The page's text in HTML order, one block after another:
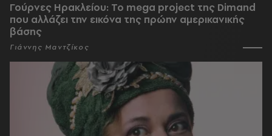
Γούρνες Ηρακλείου: To mega project της Dimand
που αλλάζει την εικόνα της πρώην αμερικανικής
βάσης
Γιάννης Μαντζίκος